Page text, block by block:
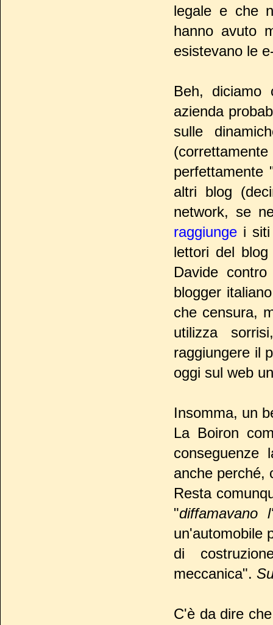
legale e che
hanno avuto
esistevano le
Beh,
azienda
sulle
perfettamente
altri blog
network, se
raggiunge i
lettori del
Davide
blogger
che censura,
utilizza
raggiungere il
oggi sul web
Insomma, un
La Boiron
anche perché,
Resta
"diffamavano
un'automobile
di
meccanica".
C'è da dire